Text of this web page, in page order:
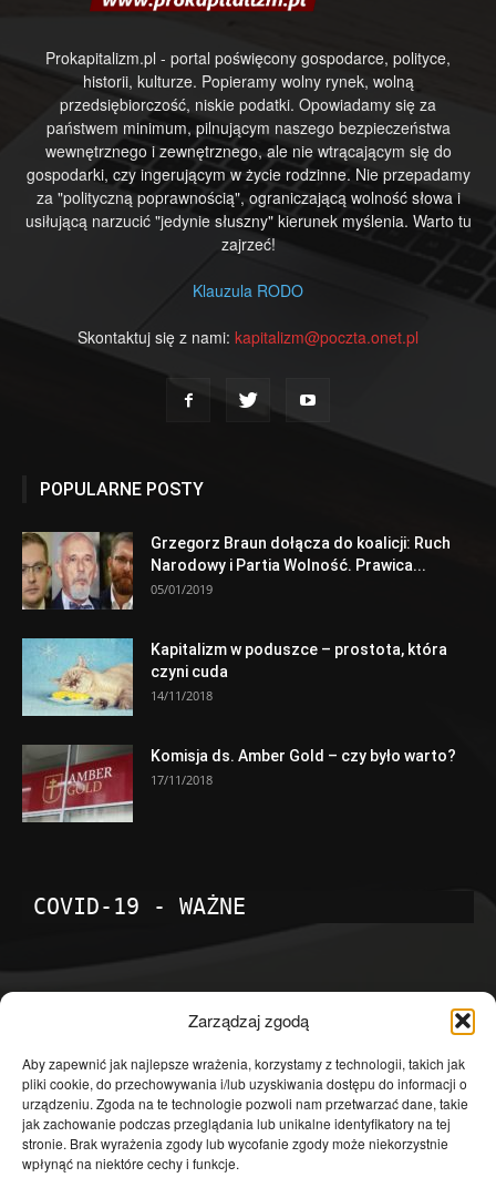
Zarządzaj zgodą
Aby zapewnić jak najlepsze wrażenia, korzystamy z technologii, takich jak
pliki cookie, do przechowywania i/lub uzyskiwania dostępu do informacji o
urządzeniu. Zgoda na te technologie pozwoli nam przetwarzać dane, takie
jak zachowanie podczas przeglądania lub unikalne identyfikatory na tej
stronie. Brak wyrażenia zgody lub wycofanie zgody może niekorzystnie
wpłynąć na niektóre cechy i funkcje.
Prokapitalizm.pl - portal poświęcony gospodarce, polityce,
historii, kulturze. Popieramy wolny rynek, wolną
przedsiębiorczość, niskie podatki. Opowiadamy się za
państwem minimum, pilnującym naszego bezpieczeństwa
wewnętrznego i zewnętrznego, ale nie wtrącającym się do
gospodarki, czy ingerującym w życie rodzinne. Nie przepadamy
za "polityczną poprawnością", ograniczającą wolność słowa i
usiłującą narzucić "jedynie słuszny" kierunek myślenia. Warto tu
zajrzeć!
Klauzula RODO
Skontaktuj się z nami: kapitalizm@poczta.onet.pl
POPULARNE POSTY
Grzegorz Braun dołącza do koalicji: Ruch
Narodowy i Partia Wolność. Prawica...
05/01/2019
Kapitalizm w poduszce – prostota, która
czyni cuda
14/11/2018
Komisja ds. Amber Gold – czy było warto?
17/11/2018
COVID-19 - WAŻNE
Temat dnia
4601
Publicystyka
4363
Polityka
3639
Polska